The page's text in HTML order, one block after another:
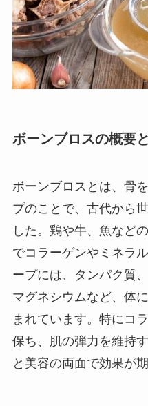
ボーンブロスの概要
ボーンブロスとは、骨
プのことで、古代から
した。鶏や牛、魚など
でコラーゲンやミネラ
ープには、タンパク質
マグネシウムなど、体
まれています。特にコ
保ち、肌の弾力を維持
と美容の両面で効果が